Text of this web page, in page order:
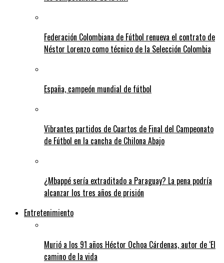
Federación Colombiana de Fútbol renueva el contrato de
Néstor Lorenzo como técnico de la Selección Colombia
España, campeón mundial de fútbol
Vibrantes partidos de Cuartos de Final del Campeonato
de Fútbol en la cancha de Chilona Abajo
¿Mbappé sería extraditado a Paraguay? La pena podría
alcanzar los tres años de prisión
Entretenimiento
Murió a los 91 años Héctor Ochoa Cárdenas, autor de ‘El
camino de la vida